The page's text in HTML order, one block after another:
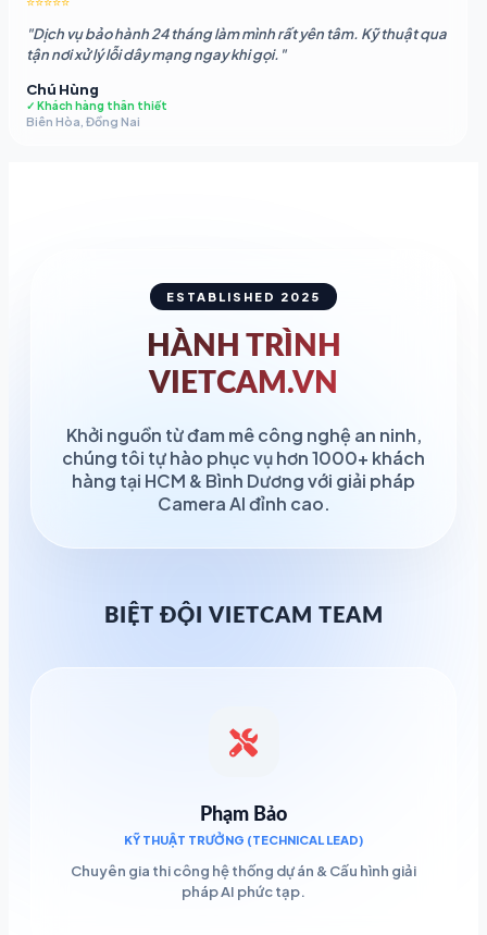
"Dịch vụ bảo hành 24 tháng làm mình rất yên tâm. Kỹ thuật qua
tận nơi xử lý lỗi dây mạng ngay khi gọi."
Chú Hùng
✓ Khách hàng thân thiết
Biên Hòa, Đồng Nai
ESTABLISHED 2025
HÀNH TRÌNH
VIETCAM.VN
Khởi nguồn từ đam mê công nghệ an ninh,
chúng tôi tự hào phục vụ hơn 1000+ khách
hàng tại HCM & Bình Dương với giải pháp
Camera AI đỉnh cao.
BIỆT ĐỘI VIETCAM TEAM
Phạm Bảo
KỸ THUẬT TRƯỞNG (TECHNICAL LEAD)
Chuyên gia thi công hệ thống dự án & Cấu hình giải
pháp AI phức tạp.